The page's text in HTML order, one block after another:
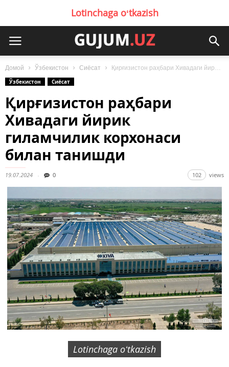
Lotinchaga oʻtkazish
Домой Ўзбекистон Сиёсат
Қирғизистон раҳбари Хивадаги йирик гиламчилик корхонаси билан танишди
Ўзбекистон
Сиёсат
Қирғизистон раҳбари
Хивадаги йирик
гиламчилик корхонаси
билан танишди
19.07.2024 0 102 views
Lotinchaga oʻtkazish